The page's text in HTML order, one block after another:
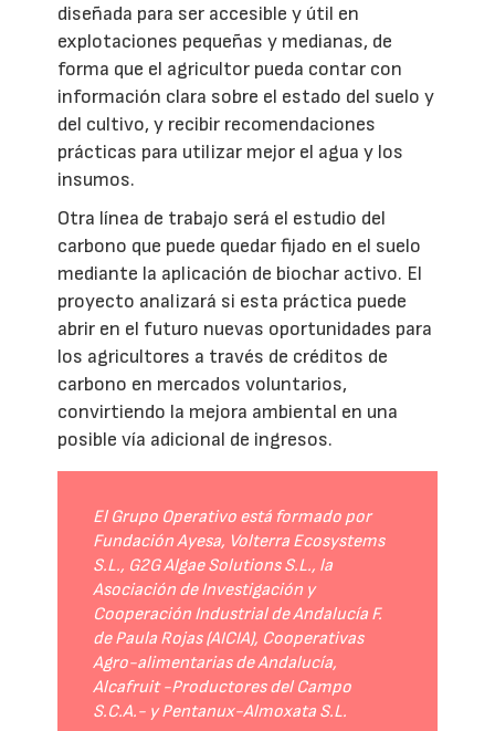
diseñada para ser accesible y útil en
explotaciones pequeñas y medianas, de
forma que el agricultor pueda contar con
información clara sobre el estado del suelo y
del cultivo, y recibir recomendaciones
prácticas para utilizar mejor el agua y los
insumos.
Otra línea de trabajo será el estudio del
carbono que puede quedar fijado en el suelo
mediante la aplicación de biochar activo. El
proyecto analizará si esta práctica puede
abrir en el futuro nuevas oportunidades para
los agricultores a través de créditos de
carbono en mercados voluntarios,
convirtiendo la mejora ambiental en una
posible vía adicional de ingresos.
El Grupo Operativo está formado por
Fundación Ayesa, Volterra Ecosystems
S.L., G2G Algae Solutions S.L., la
Asociación de Investigación y
Cooperación Industrial de Andalucía F.
de Paula Rojas (AICIA), Cooperativas
Agro-alimentarias de Andalucía,
Alcafruit -Productores del Campo
S.C.A.- y Pentanux-Almoxata S.L.